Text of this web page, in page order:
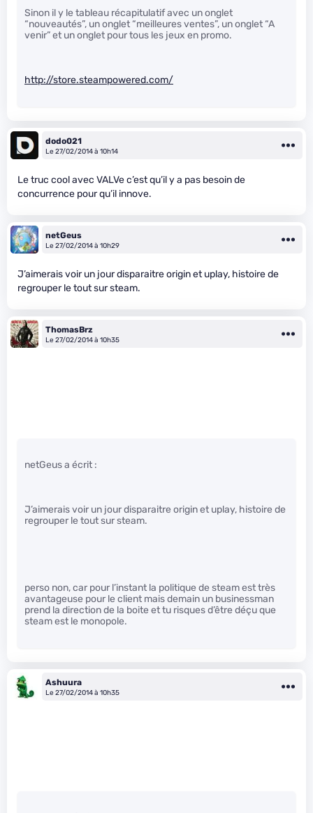
Sinon il y le tableau récapitulatif avec un onglet
“nouveautés”, un onglet “meilleures ventes”, un onglet “A
venir” et un onglet pour tous les jeux en promo.
http://store.steampowered.com/
dodo021
Le 27/02/2014 à 10h14
Le truc cool avec VALVe c’est qu’il y a pas besoin de
concurrence pour qu’il innove.
netGeus
Le 27/02/2014 à 10h29
J’aimerais voir un jour disparaitre origin et uplay, histoire de
regrouper le tout sur steam.
ThomasBrz
Le 27/02/2014 à 10h35
netGeus a écrit :
J’aimerais voir un jour disparaitre origin et uplay, histoire de
regrouper le tout sur steam.
perso non, car pour l’instant la politique de steam est très
avantageuse pour le client mais demain un businessman
prend la direction de la boite et tu risques d’être déçu que
steam est le monopole.
Ashuura
Le 27/02/2014 à 10h35